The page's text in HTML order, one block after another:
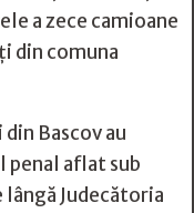
a zece camioane
din comuna
Bascov au
aflat sub
lângă Judecătoria